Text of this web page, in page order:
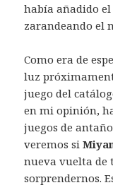
había añadido
zarandeando el
Como era de
luz
juego del
en mi opinión,
juegos de
veremos si
nueva vuelta de
sorprendernos.